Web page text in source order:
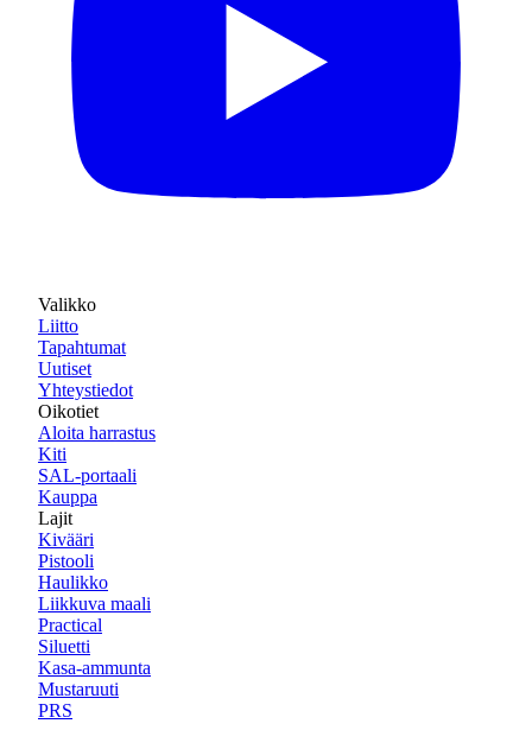
Valikko
Liitto
Tapahtumat
Uutiset
Yhteystiedot
Oikotiet
Aloita harrastus
Kiti
SAL-portaali
Kauppa
Lajit
Kivääri
Pistooli
Haulikko
Liikkuva maali
Practical
Siluetti
Kasa-ammunta
Mustaruuti
PRS